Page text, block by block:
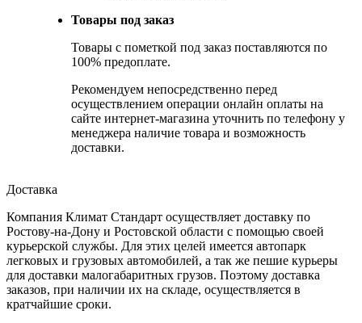
Товары под заказ
Товары с пометкой под заказ поставляются по
100% предоплате.
Рекомендуем непосредственно перед
осуществлением операции онлайн оплаты на
сайте интернет-магазина уточнить по телефону у
менеджера наличие товара и возможность
доставки.
Доставка
Компания Климат Стандарт осуществляет доставку по
Ростову-на-Дону и Ростовской области с помощью своей
курьерской службы. Для этих целей имеется автопарк
легковых и грузовых автомобилей, а так же пешие курьеры
для доставки малогабаритных грузов. Поэтому доставка
заказов, при наличии их на складе, осуществляется в
кратчайшие сроки.